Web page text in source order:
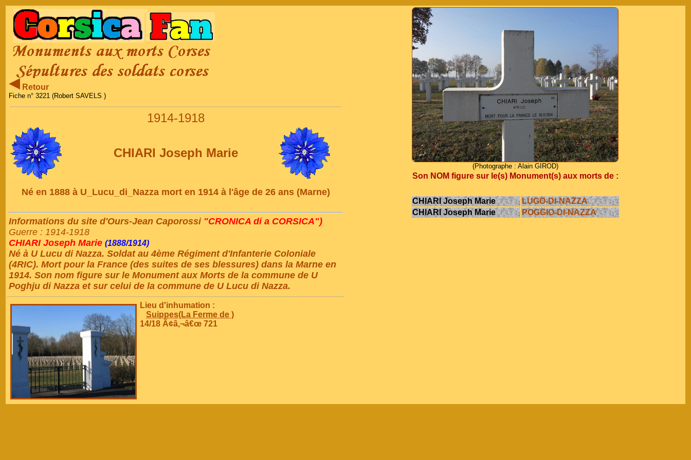
Retour
Fiche n° 3221 (Robert SAVELS )
1914-1918
CHIARI Joseph Marie
Né en 1888 à U_Lucu_di_Nazza mort en 1914 à l'âge de 26 ans (Marne)
Informations du site d'Ours-Jean Caporossi "CRONICA di a CORSICA")
Guerre : 1914-1918
CHIARI Joseph Marie (1888/1914)
Né à U Lucu di Nazza. Soldat au 4ème Régiment d'Infanterie Coloniale
(4RIC). Mort pour la France (des suites de ses blessures) dans la Marne en
1914. Son nom figure sur le Monument aux Morts de la commune de U
Poghju di Nazza et sur celui de la commune de U Lucu di Nazza.
Lieu d'inhumation :
Suippes(La Ferme de )
14/18 Ã¢â‚¬â€œ 721
(Photographe : Alain GIROD)
Son NOM figure sur le(s) Monument(s) aux morts de :
CHIARI Joseph Marie
LUGO-DI-NAZZA
CHIARI Joseph Marie
POGGIO-DI-NAZZA